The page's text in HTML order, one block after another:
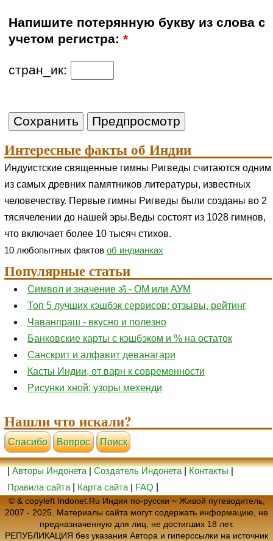
Напишите потерянную букву из слова с
учетом регистра:*
стран_ик:
Интересные факты об Индии
Индуистские священные гимны Ригведы считаются одним
из самых древних памятников литературы, известных
человечеству. Первые гимны Ригведы были созданы во 2
тясячелении до нашей эры.Веды состоят из 1028 гимнов,
что включает более 10 тысяч стихов.
10 любопытных фактов об индианках
Популярные статьи
Символ и значение ॐ - ОМ или АУМ
Топ 5 лучших кэшбэк сервисов: отзывы, рейтинг
Чаванпраш - вкусно и полезно
Банковские карты с кэшбэком и % на остаток
Санскрит и алфавит деванагари
Касты Индии, от варн к современности
Рисунки хной: узоры мехенди
Нашли что искали?
Cпасибо Вопрос Поиск
|Авторы Индонета|Создатель Индонета|Контакты|
Правила сайта
Карта сайта | FAQ
© & copyleft Indonet.Ru Индия по-русски ~ Живой путеводитель,
2007 - 2025. Материалы сайта могут содержать информацию, не
предназначенную для лиц, не достигших 18 лет.
РЕПУБЛИКАЦИЯ без указания Автора и гиперссылки на источник